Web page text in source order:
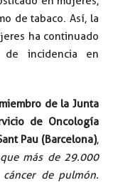
de tabaco. Así, la
ha continuado
de incidencia en
de la Junta
de Oncología
Pau (Barcelona),
más de 29.000
de pulmón.